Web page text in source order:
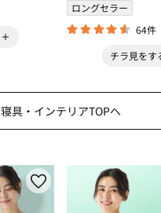
ロングセラー
64件
チラ見をす
寝具・インテリアTOPへ